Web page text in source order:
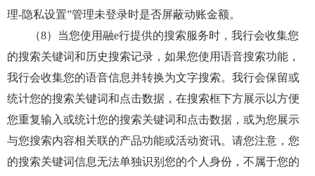
理-隐私设置”管理未登录时是否屏蔽动账金额。
（8）当您使用融e行提供的搜索服务时，我行会收集您
的搜索关键词和历史搜索记录，如果您使用语音搜索功能，
我行会收集您的语音信息并转换为文字搜索。我行会保留或
统计您的搜索关键词和点击数据，在搜索框下方展示以方便
您重复输入或统计您的搜索关键词和点击数据，或为您展示
与您搜索内容相关联的产品功能或活动资讯。请您注意，您
的搜索关键词信息无法单独识别您的个人身份，不属于您的